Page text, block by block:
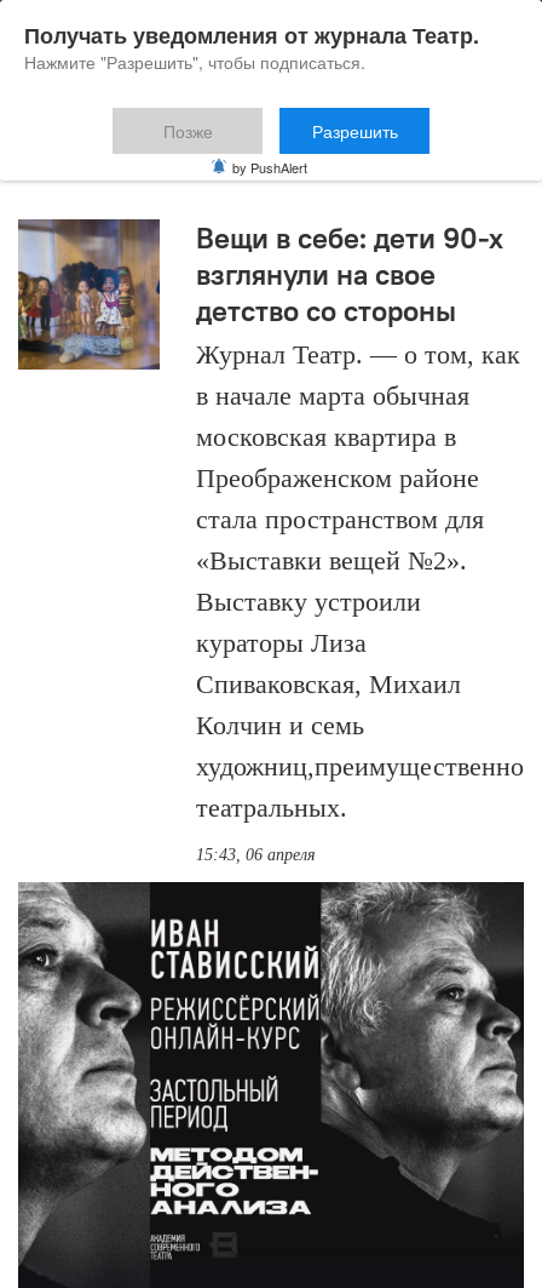
Михаил Колчин
Вещи в себе: дети 90-х
взглянули на свое
детство со стороны
Журнал Театр. — о том, как
в начале марта обычная
московская квартира в
Преображенском районе
стала пространством для
«Выставки вещей №2».
Выставку устроили
кураторы Лиза
Спиваковская, Михаил
Колчин и семь
художниц,преимущественно
театральных.
15:43, 06 апреля
Получать уведомления от журнала Театр.
Нажмите "Разрешить", чтобы подписаться.
Позже Разрешить
by PushAlert